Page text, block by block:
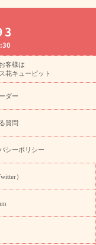
日フラワーギフト特集
祝い
やみの花
胡蝶蘭・花鉢
ギフト・プレゼント
ント
お盆 花（新
お供え 花とセットギ
ひまわり ギフト・プ
舞い 花のギフト特集
集
すすめランキング
敬
敬老の日 花とセットギ
ギフト一覧
キャン
ラボキャンペーン
誕生日の花を探す
ト特集
客様は
花キューピット
ダー
質問
シーポリシー
）